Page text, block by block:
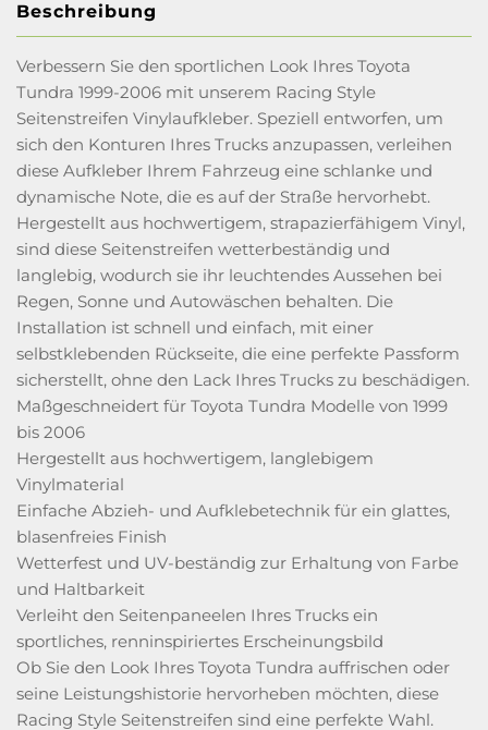
Beschreibung
Verbessern Sie den sportlichen Look Ihres Toyota
Tundra 1999-2006 mit unserem Racing Style
Seitenstreifen Vinylaufkleber. Speziell entworfen, um
sich den Konturen Ihres Trucks anzupassen, verleihen
diese Aufkleber Ihrem Fahrzeug eine schlanke und
dynamische Note, die es auf der Straße hervorhebt.
Hergestellt aus hochwertigem, strapazierfähigem Vinyl,
sind diese Seitenstreifen wetterbeständig und
langlebig, wodurch sie ihr leuchtendes Aussehen bei
Regen, Sonne und Autowäschen behalten. Die
Installation ist schnell und einfach, mit einer
selbstklebenden Rückseite, die eine perfekte Passform
sicherstellt, ohne den Lack Ihres Trucks zu beschädigen.
Maßgeschneidert für Toyota Tundra Modelle von 1999
bis 2006
Hergestellt aus hochwertigem, langlebigem
Vinylmaterial
Einfache Abzieh- und Aufklebetechnik für ein glattes,
blasenfreies Finish
Wetterfest und UV-beständig zur Erhaltung von Farbe
und Haltbarkeit
Verleiht den Seitenpaneelen Ihres Trucks ein
sportliches, renninspiriertes Erscheinungsbild
Ob Sie den Look Ihres Toyota Tundra auffrischen oder
seine Leistungshistorie hervorheben möchten, diese
Racing Style Seitenstreifen sind eine perfekte Wahl.